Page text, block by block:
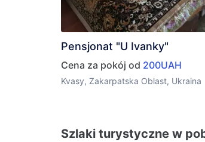
Pensjonat "U Ivanky"
Cena za pokój od 200UAH
Kvasy, Zakarpatska Oblast, Ukraina
Szlaki turystyczne w